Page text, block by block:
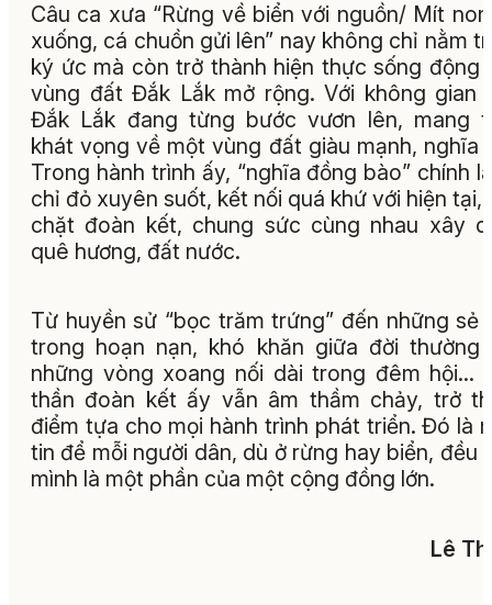
Câu ca xưa “Rừng về biển với nguồn/ Mít
xuống, cá chuồn gửi lên” nay không chỉ nằm
ký ức mà còn trở thành hiện thực sống động
vùng đất Đắk Lắk mở rộng. Với không gian
Đắk Lắk đang từng bước vươn lên, mang
khát vọng về một vùng đất giàu mạnh, nghĩa
Trong hành trình ấy, “nghĩa đồng bào” chính
chỉ đỏ xuyên suốt, kết nối quá khứ với hiện tại,
chặt đoàn kết, chung sức cùng nhau xây
quê hương, đất nước.
Từ huyền sử “bọc trăm trứng” đến những sẻ
trong hoạn nạn, khó khăn giữa đời thường
những vòng xoang nối dài trong đêm hội...
thần đoàn kết ấy vẫn âm thầm chảy, trở
điểm tựa cho mọi hành trình phát triển. Đó là
tin để mỗi người dân, dù ở rừng hay biển, đều
mình là một phần của một cộng đồng lớn.
Lê